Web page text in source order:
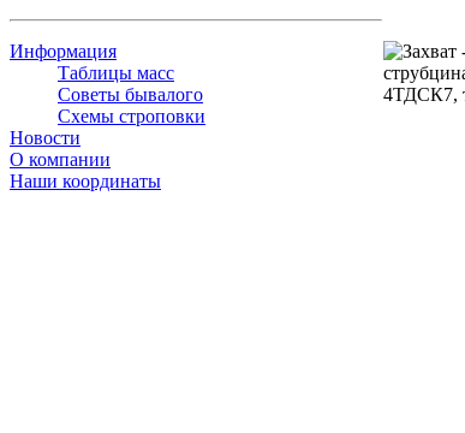
Информация
Таблицы масс
Советы бывалого
Схемы строповки
Новости
О компании
Наши координаты